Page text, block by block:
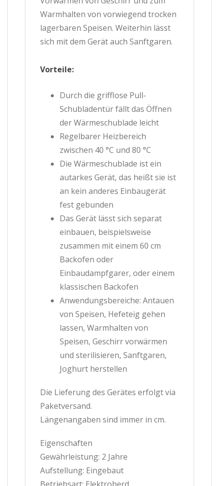
Warmhalten von vorwiegend trocken
lagerbaren Speisen. Weiterhin lässt
sich mit dem Gerät auch Sanftgaren.
Vorteile:
Durch die grifflose Pull-
Schubladentür fällt das Öffnen
der Wärmeschublade leicht
Regelbarer Heizbereich
zwischen 40 °C und 80 °C
Die Wärmeschublade ist ein
autarkes Gerät, das heißt sie ist
an kein anderes Einbaugerät
fest gebunden
Das Gerät lässt sich separat
einbauen, beispielsweise
zusammen mit einem 60 cm
Backofen oder
Einbaudampfgarer, oder einem
klassischen Backofen
Anwendungsbereiche: Antauen
von Speisen, Hefeteig gehen
lassen, Warmhalten von
Speisen, Geschirr vorwärmen
und sterilisieren, Sanftgaren,
Joghurt herstellen
Die Lieferung des Gerätes erfolgt via
Paketversand.
Längenangaben sind immer in cm.
Eigenschaften
Gewährleistung: 2 Jahre
Aufstellung: Eingebaut